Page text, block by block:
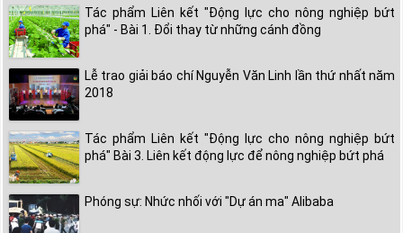
Tác phẩm Liên kết "Động lực cho nông nghiệp bứt
phá" - Bài 1. Đổi thay từ những cánh đồng
Lễ trao giải báo chí Nguyễn Văn Linh lần thứ nhất năm
2018
Tác phẩm Liên kết "Động lực cho nông nghiệp bứt
phá" Bài 3. Liên kết động lực để nông nghiệp bứt phá
Phóng sự: Nhức nhối với "Dự án ma" Alibaba